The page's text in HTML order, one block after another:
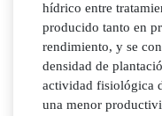
hídrico entre
producido tanto en
rendimiento, y se
densidad de
actividad fisiológica
una menor